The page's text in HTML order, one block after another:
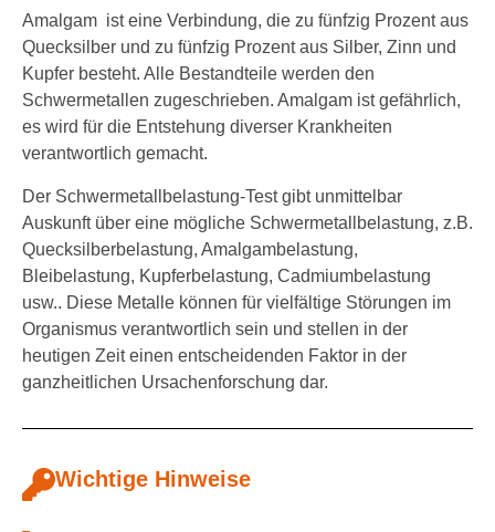
Amalgam ist eine Verbindung, die zu fünfzig Prozent aus
Quecksilber und zu fünfzig Prozent aus Silber, Zinn und
Kupfer besteht. Alle Bestandteile werden den
Schwermetallen zugeschrieben. Amalgam ist gefährlich,
es wird für die Entstehung diverser Krankheiten
verantwortlich gemacht.
Der Schwermetallbelastung-Test gibt unmittelbar
Auskunft über eine mögliche Schwermetallbelastung, z.B.
Quecksilberbelastung, Amalgambelastung,
Bleibelastung, Kupferbelastung, Cadmiumbelastung
usw.. Diese Metalle können für vielfältige Störungen im
Organismus verantwortlich sein und stellen in der
heutigen Zeit einen entscheidenden Faktor in der
ganzheitlichen Ursachenforschung dar.
Wichtige Hinweise